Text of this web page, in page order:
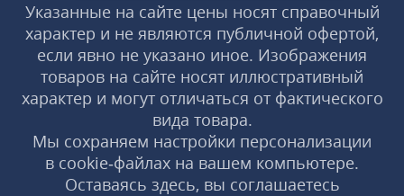
Указанные на сайте цены носят справочный
характер и не являются публичной офертой,
если явно не указано иное. Изображения
товаров на сайте носят иллюстративный
характер и могут отличаться от фактического
вида товара.
Мы сохраняем настройки персонализации
в cookie‑файлах на вашем компьютере.
Оставаясь здесь, вы соглашаетесь